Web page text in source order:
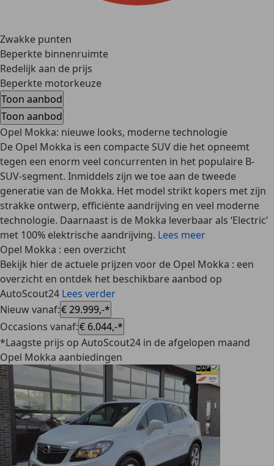
Zwakke punten
Beperkte binnenruimte
Redelijk aan de prijs
Beperkte motorkeuze
Toon aanbod
Toon aanbod
Opel Mokka: nieuwe looks, moderne technologie
De Opel Mokka is een compacte SUV die het opneemt
tegen een enorm veel concurrenten in het populaire B-
SUV-segment. Inmiddels zijn we toe aan de tweede
generatie van de Mokka. Het model strikt kopers met zijn
strakke ontwerp, efficiënte aandrijving en veel moderne
technologie. Daarnaast is de Mokka leverbaar als ‘Electric’
met 100% elektrische aandrijving. Lees meer
Opel Mokka : een overzicht
Bekijk hier de actuele prijzen voor de Opel Mokka : een
overzicht en ontdek het beschikbare aanbod op
AutoScout24 Lees verder
Nieuw vanaf:€ 29.999,-*
Occasions vanaf:€ 6.044,-*
*Laagste prijs op AutoScout24 in de afgelopen maand
Opel Mokka aanbiedingen